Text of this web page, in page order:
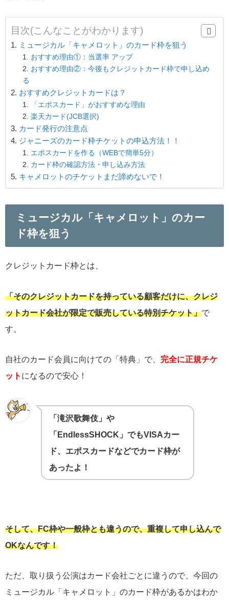
目次(こんなことがわかります)
ミュージカル「キャメロット」のカード枠を狙う
おすすめ理由①：当選率 アップ
おすすめ理由②：今後もクレジットカード枠で申し込め
る
おすすめクレジットカードは？
「エポスカード」がおすすめな理由
楽天カード(JCB選択)
カード発行の注意点
ジャニーズのカード枠チケットの申込方法！！
エポスカードを作る（WEBで簡単5分）
カード枠の確認方法・申し込み方法
キャメロットのチケットまだ諦めないで！
ミュージカル「キャメロット」のカー
ド枠を狙う
クレジットカード枠とは、
「そのクレジットカードを持っている顧客だけに、クレジ
ットカード会社が限定で販売している特別チケット」で
す。
自社のカード会員に向けての「特典」で、 完全に正規チケ
ット になるので安心！
「滝沢歌舞伎」や
「EndlessSHOCK」でもVISAカー
ド、エポスカードなどでカード枠が
あったよ！
そして、FC枠や一般枠とも違うので、重複して申し込んで
OKなんです！
ただ、取り扱う公演はカード会社ごとに違うので、今回の
ミュージカル「キャメロット」のカード枠があるかはわか